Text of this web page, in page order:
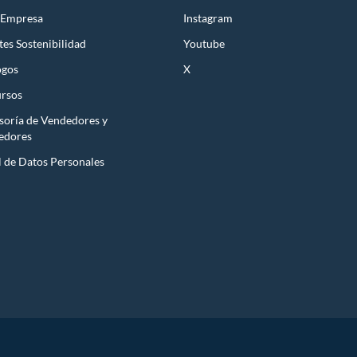
intensos, luces LED y modo karaoke. Son perfectos para
Sostenibilidad
de Vendedores y
Datos Personales
Instagram
Youtube
X